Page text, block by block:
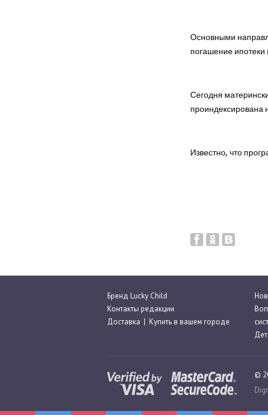
Основными
погашение
Сегодня
проиндексирована
Известно, что
Бренд Lucky Child
Контакты редакции
Доставка | Купить в вашем городе
©